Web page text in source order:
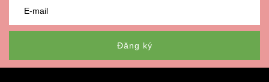
Đăng ký